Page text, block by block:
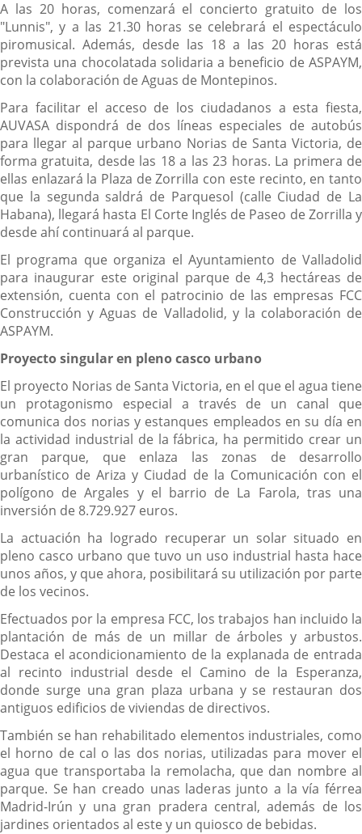
A las 20 horas, comenzará el concierto gratuito de los
"Lunnis", y a las 21.30 horas se celebrará el espectáculo
piromusical. Además, desde las 18 a las 20 horas está
prevista una chocolatada solidaria a beneficio de ASPAYM,
con la colaboración de Aguas de Montepinos.
Para facilitar el acceso de los ciudadanos a esta fiesta,
AUVASA dispondrá de dos líneas especiales de autobús
para llegar al parque urbano Norias de Santa Victoria, de
forma gratuita, desde las 18 a las 23 horas. La primera de
ellas enlazará la Plaza de Zorrilla con este recinto, en tanto
que la segunda saldrá de Parquesol (calle Ciudad de La
Habana), llegará hasta El Corte Inglés de Paseo de Zorrilla y
desde ahí continuará al parque.
El programa que organiza el Ayuntamiento de Valladolid
para inaugurar este original parque de 4,3 hectáreas de
extensión, cuenta con el patrocinio de las empresas FCC
Construcción y Aguas de Valladolid, y la colaboración de
ASPAYM.
Proyecto singular en pleno casco urbano
El proyecto Norias de Santa Victoria, en el que el agua tiene
un protagonismo especial a través de un canal que
comunica dos norias y estanques empleados en su día en
la actividad industrial de la fábrica, ha permitido crear un
gran parque, que enlaza las zonas de desarrollo
urbanístico de Ariza y Ciudad de la Comunicación con el
polígono de Argales y el barrio de La Farola, tras una
inversión de 8.729.927 euros.
La actuación ha logrado recuperar un solar situado en
pleno casco urbano que tuvo un uso industrial hasta hace
unos años, y que ahora, posibilitará su utilización por parte
de los vecinos.
Efectuados por la empresa FCC, los trabajos han incluido la
plantación de más de un millar de árboles y arbustos.
Destaca el acondicionamiento de la explanada de entrada
al recinto industrial desde el Camino de la Esperanza,
donde surge una gran plaza urbana y se restauran dos
antiguos edificios de viviendas de directivos.
También se han rehabilitado elementos industriales, como
el horno de cal o las dos norias, utilizadas para mover el
agua que transportaba la remolacha, que dan nombre al
parque. Se han creado unas laderas junto a la vía férrea
Madrid-Irún y una gran pradera central, además de los
jardines orientados al este y un quiosco de bebidas.